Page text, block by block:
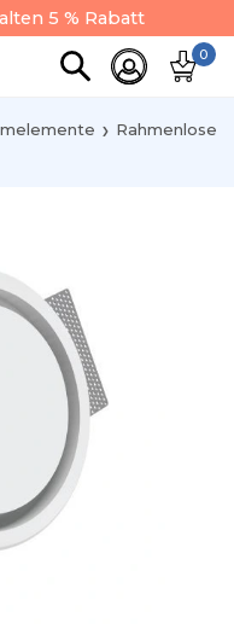
5 % Rabatt
0
Rahmenlose